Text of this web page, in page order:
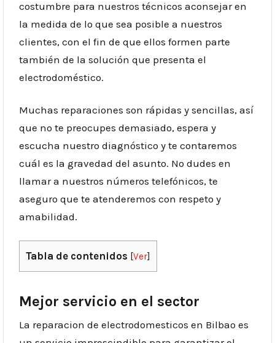
costumbre para nuestros técnicos aconsejar en
la medida de lo que sea posible a nuestros
clientes, con el fin de que ellos formen parte
también de la solución que presenta el
electrodoméstico.
Muchas reparaciones son rápidas y sencillas, así
que no te preocupes demasiado, espera y
escucha nuestro diagnóstico y te contaremos
cuál es la gravedad del asunto. No dudes en
llamar a nuestros números telefónicos, te
aseguro que te atenderemos con respeto y
amabilidad.
Tabla de contenidos [Ver]
Mejor servicio en el sector
La reparacion de electrodomesticos en Bilbao es